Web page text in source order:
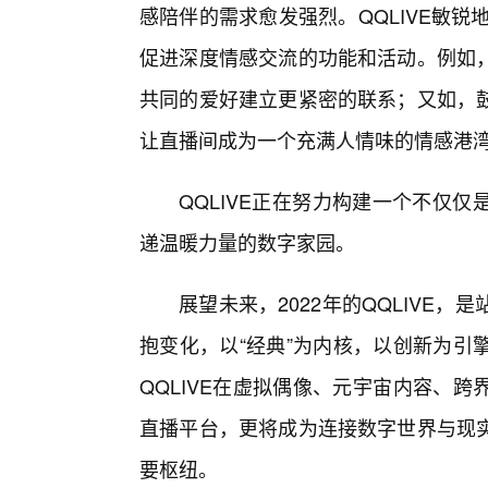
感陪伴的需求愈发强烈。QQLIVE敏锐
促进深度情感交流的功能和活动。例
共同的爱好建立更紧密的联系；又如
让直播间成为一个充满人情味的情感港
QQLIVE正在努力构建一个不仅仅
递温暖力量的数字家园。
展望未来，2022年的QQLIVE，是
抱变化，以“经典”为内核，以创新为
QQLIVE在虚拟偶像、元宇宙内容、跨
直播平台，更将成为连接数字世界与
要枢纽。